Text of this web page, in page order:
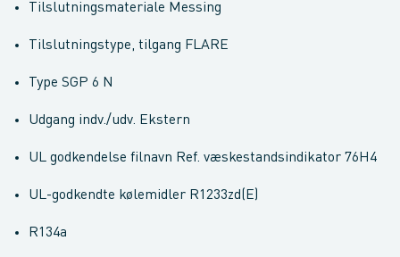
Tilslutningsmateriale Messing
Tilslutningstype, tilgang FLARE
Type SGP 6 N
Udgang indv./udv. Ekstern
UL godkendelse filnavn Ref. væskestandsindikator 76H4
UL-godkendte kølemidler R1233zd(E)
R134a